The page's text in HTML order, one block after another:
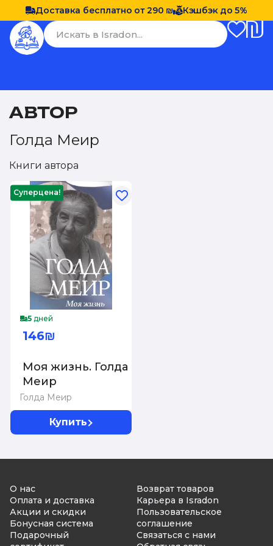
Доставка бесплатно от 290 ₪ Кэшбэк до 5%
АВТОР
Голда Меир
Книги автора
Суперцена!
5 дней
Голда Меир
Моя жизнь. Голда
Меир
146₪
Купить
О нас
Оплата и доставка
Акции и скидки
Бонусная система
Подарочный
Возврат товаров
Карьера в Isradon
Пользовательское
соглашение
Связаться с нами